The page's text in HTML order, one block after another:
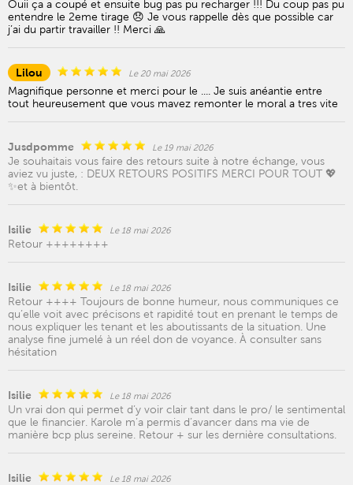
Ouii ça a coupé et ensuite bug pas pu recharger !!! Du coup pas pu
entendre le 2eme tirage 😞 Je vous rappelle dès que possible car
j’ai du partir travailler !! Merci 🙏
Lilou Le 20 mai 2026
Magnifique personne et merci pour le .... Je suis anéantie entre
tout heureusement que vous mavez remonter le moral a tres vite
Jusdpomme Le 19 mai 2026
Je souhaitais vous faire des retours suite à notre échange, vous
aviez vu juste, : DEUX RETOURS POSITIFS MERCI POUR TOUT 💖
✨et à bientôt.
Isilie Le 18 mai 2026
Retour ++++++++
Isilie Le 18 mai 2026
Retour ++++ Toujours de bonne humeur, nous communiques ce
qu’elle voit avec précisons et rapidité tout en prenant le temps de
nous expliquer les tenant et les aboutissants de la situation. Une
analyse fine jumelé à un réel don de voyance. À consulter sans
hésitation
Isilie Le 18 mai 2026
Un vrai don qui permet d’y voir clair tant dans le pro/ le sentimental
que le financier. Karole m’a permis d’avancer dans ma vie de
manière bcp plus sereine. Retour + sur les dernière consultations.
Isilie Le 18 mai 2026